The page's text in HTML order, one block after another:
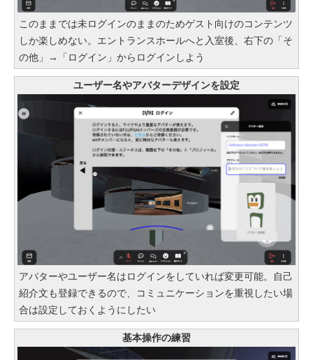
このままでは未ログインのままのためゲスト向けのコンテンツ
しか楽しめない。エントランスホールへと入室後、右下の「そ
の他」→「ログイン」からログインしよう
ユーザー名やアバターデザインを設定
アバターやユーザー名はログインをしていれば変更可能。自己
紹介文も登録できるので、コミュニケーションを重視したい場
合は設定しておくようにしたい
基本操作の練習